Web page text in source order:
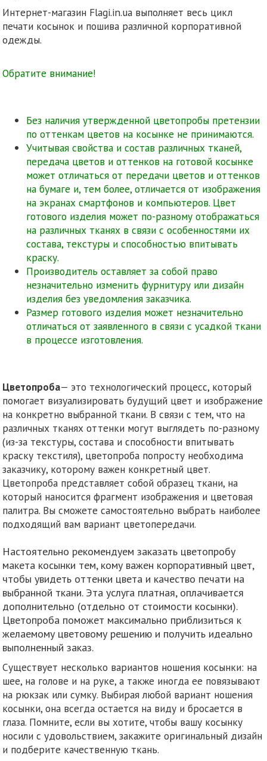
Интернет-магазин Flagi.in.ua выполняет весь цикл
печати косынок и пошива различной корпоративной
одежды.
Обратите внимание!
Без наличия утвержденной цветопробы претензии
по оттенкам цветов на косынке не принимаются.
Учитывая свойства и состав различных тканей,
передача цветов и оттенков на готовой косынке
может отличаться от передачи цветов и оттенков
на бумаге и, тем более, отличается от изображения
на экранах смартфонов и компьютеров. Цвет
готового изделия может по-разному отображаться
на различных тканях в связи с особенностями их
состава, текстуры и способностью впитывать
краску.
Производитель оставляет за собой право
незначительно изменить фурнитуру или дизайн
изделия без уведомления заказчика.
Размер готового изделия может незначительно
отличаться от заявленного в связи с усадкой ткани
в процессе изготовления.
Цветопроба— это технологический процесс, который
помогает визуализировать будущий цвет и изображение
на конкретно выбранной ткани. В связи с тем, что на
различных тканях оттенки могут выглядеть по-разному
(из-за текстуры, состава и способности впитывать
краску текстиля), цветопроба попросту необходима
заказчику, которому важен конкретный цвет.
Цветопроба представляет собой образец ткани, на
который наносится фрагмент изображения и цветовая
палитра. Вы сможете самостоятельно выбрать наиболее
подходящий вам вариант цветопередачи.
Настоятельно рекомендуем заказать цветопробу
макета косынки тем, кому важен корпоративный цвет,
чтобы увидеть оттенки цвета и качество печати на
выбранной ткани. Эта услуга платная, оплачивается
дополнительно (отдельно от стоимости косынки).
Цветопроба поможет максимально приблизиться к
желаемому цветовому решению и получить идеально
выполненный заказ.
Существует несколько вариантов ношения косынки: на
шее, на голове и на руке, а также иногда ее повязывают
на рюкзак или сумку. Выбирая любой вариант ношения
косынки, она всегда остается на виду и бросается в
глаза. Помните, если вы хотите, чтобы вашу косынку
носили с удовольствием, закажите оригинальный дизайн
и подберите качественную ткань.